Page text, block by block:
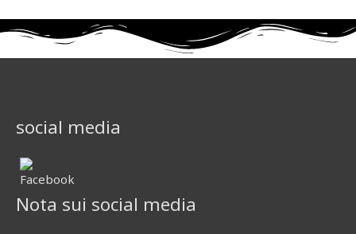
social media
Nota sui social media